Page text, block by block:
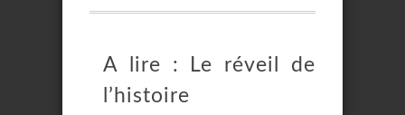
A lire : Le réveil de
l’histoire